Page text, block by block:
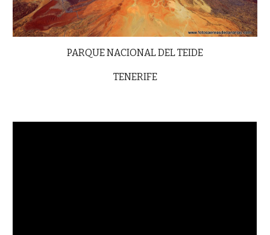
PARQUE NACIONAL DEL TEIDE
TENERIFE